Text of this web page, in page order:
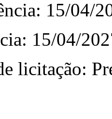
15/04/
15/04/
licitação: